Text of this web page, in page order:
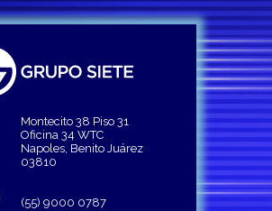
Montecito 38 Piso 31
Oficina 34 WTC
Napoles, Benito Juárez
03810
(55) 9000 0787